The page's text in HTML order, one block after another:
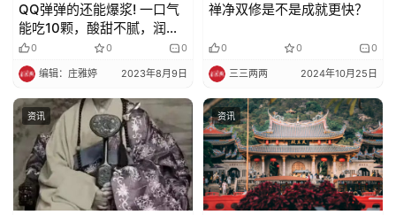
艺
术
策
法
规
免
QQ弹弹的还能爆浆! 一口气
能吃10颗，酸甜不腻，润嗓
消食，包包里常备~
0 0 0
编辑：庄雅婷 2023年8月9日
禅净双修是不是成就更快？
0 0 0
三三两两 2024年10月25日
资讯 资讯